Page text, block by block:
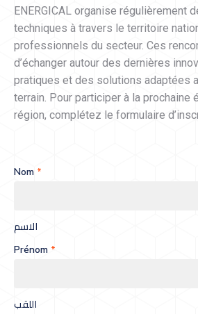
ENERGICAL organise régulièrement
techniques à travers le territoire
professionnels du secteur. Ces
d’échanger autour des dernières
pratiques et des solutions adaptées
terrain. Pour participer à la prochaine
région, complétez le formulaire
Nom *
الاسم
Prénom *
اللقب